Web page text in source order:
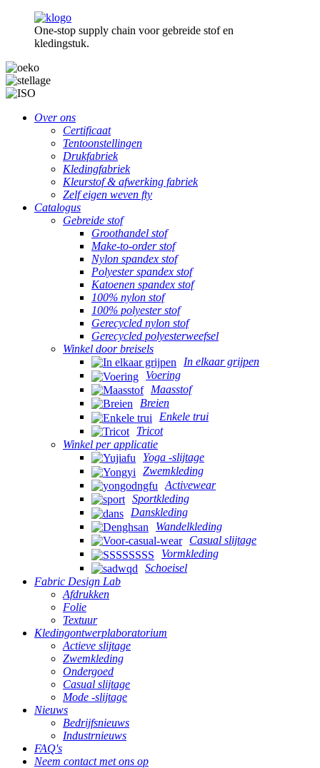
One-stop supply chain voor gebreide stof en
kledingstuk.
Over ons
Certificaat
Tentoonstellingen
Drukfabriek
Kledingfabriek
Kleurstof & afwerking fabriek
Zelf eigen weven fty
Catalogus
Gebreide stof
Groothandel stof
Make-to-order stof
Nylon spandex stof
Polyester spandex stof
Katoenen spandex stof
100% nylon stof
100% polyester stof
Gerecycled nylon stof
Gerecycled polyesterweefsel
Winkel door breisels
In elkaar grijpen
Voering
Maasstof
Breien
Enkele trui
Tricot
Winkel per applicatie
Yoga -slijtage
Zwemkleding
Activewear
Sportkleding
Danskleding
Wandelkleding
Casual slijtage
Vormkleding
Schoeisel
Fabric Design Lab
Afdrukken
Folie
Textuur
Kledingontwerplaboratorium
Actieve slijtage
Zwemkleding
Ondergoed
Casual slijtage
Mode -slijtage
Nieuws
Bedrijfsnieuws
Industrnieuws
FAQ's
Neem contact met ons op